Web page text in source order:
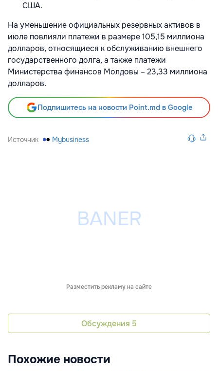
США.
На уменьшение официальных резервных активов в
июле повлияли платежи в размере 105,15 миллиона
долларов, относящиеся к обслуживанию внешнего
государственного долга, а также платежи
Министерства финансов Молдовы – 23,33 миллиона
долларов.
Подпишитесь на новости Point.md в Google
Источник Mybusiness
Разместить рекламу на сайте
Обсуждения 5
Похожие новости